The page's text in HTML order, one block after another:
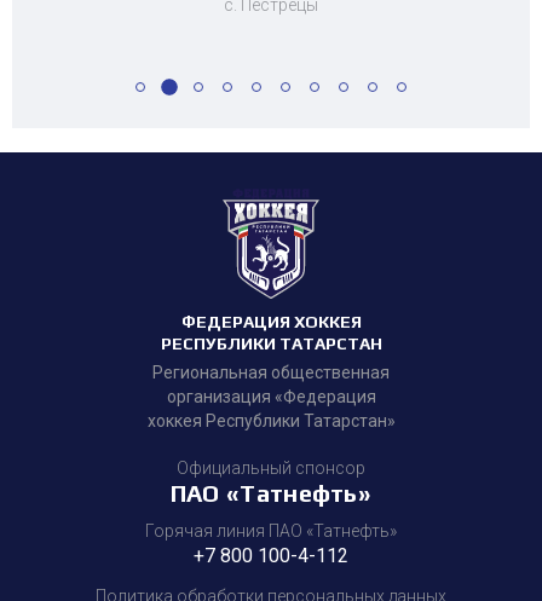
с. Пестрецы
ФЕДЕРАЦИЯ ХОККЕЯ
РЕСПУБЛИКИ ТАТАРСТАН
Региональная общественная
организация «Федерация
хоккея Республики Татарстан»
Официальный спонсор
ПАО «Татнефть»
Горячая линия ПАО «Татнефть»
+7 800 100-4-112
Политика обработки персональных данных